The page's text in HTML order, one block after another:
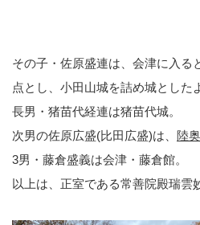
その子・佐原盛連は、会津に入る
点とし、小田山城を詰め城とした
長男・猪苗代経連は猪苗代城。
次男の佐原広盛(比田広盛)は、 陸
3男・藤倉盛義は会津・藤倉館。
以上は、正室である常善院殿瑞雲